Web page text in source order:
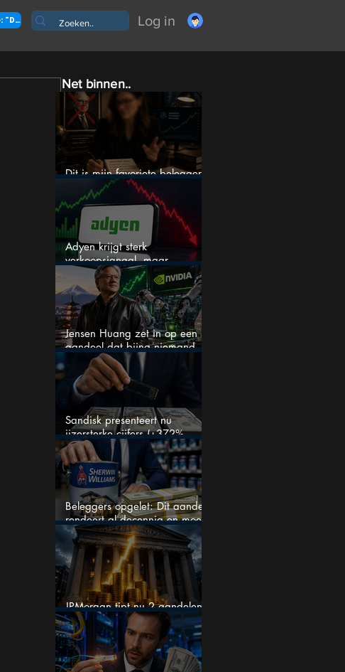
Profiteer nu van 50% korting met de kortingscode: "DANK" Log in
Net binnen..
Dit is mijn favoriete belegger…
en het is niet Warren Buffett
Adyen krijgt sterk
verkoopsignaal, maar
analisten zien juist een
koopkans
Jensen Huang zet in op een
aandeel dat bijna niemand
Sandisk presenteert nu
ijzersterke cijfers (+372%
omzetgroei), toch zakt het
aandeel weg
Beleggers opgelet: Dit aandeel
rendeert al decennia en moet
op je watchlist staan!
JPMorgan tipt nu 2 aandelen
voor augustus